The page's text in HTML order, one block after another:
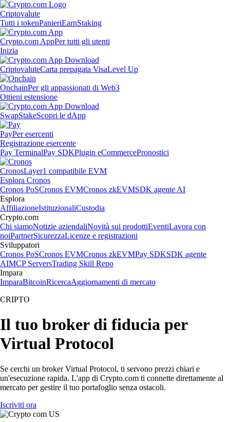
Criptovalute
Tutti i tokenPanieriEarnStaking
Crypto.com AppPer tutti gli utenti
Inizia
CriptovaluteCarta prepagata VisaLevel Up
OnchainPer gli appassionati di Web3
Ottieni estensione
SwapStakeScopri le dApp
PayPer esercenti
Registrazione esercente
Pay TerminalPay SDKPlugin eCommercePronostici
CronosLayer1 compatibile EVM
Esplora Cronos
Cronos PoSCronos EVMCronos zkEVMSDK agente AI
Esplora
AffiliazioneIstituzionaliCustodia
Crypto.com
Chi siamoNotizie aziendaliNovità sui prodottiEventiLavora con
noiPartnerSicurezzaLicenze e registrazioni
Sviluppatori
Cronos PoSCronos EVMCronos zkEVMPay SDKSDK agente
AIMCP ServersTrading Skill Repo
Impara
ImparaBitcoinRicercaAggiornamenti di mercato
CRIPTO
Il tuo broker di fiducia per
Virtual Protocol
Se cerchi un broker Virtual Protocol, ti servono prezzi chiari e
un'esecuzione rapida. L'app di Crypto.com ti connette direttamente al
mercato per gestire il tuo portafoglio senza ostacoli.
Iscriviti ora